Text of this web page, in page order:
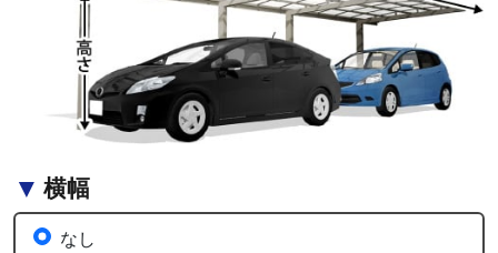
横幅
なし